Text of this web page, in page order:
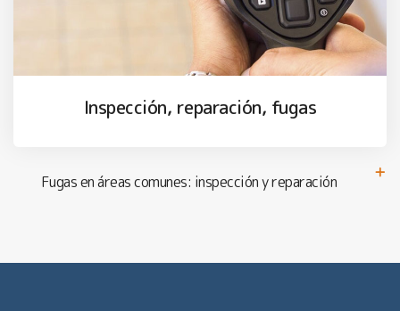
Inspección, reparación, fugas
Fugas en áreas comunes: inspección y reparación